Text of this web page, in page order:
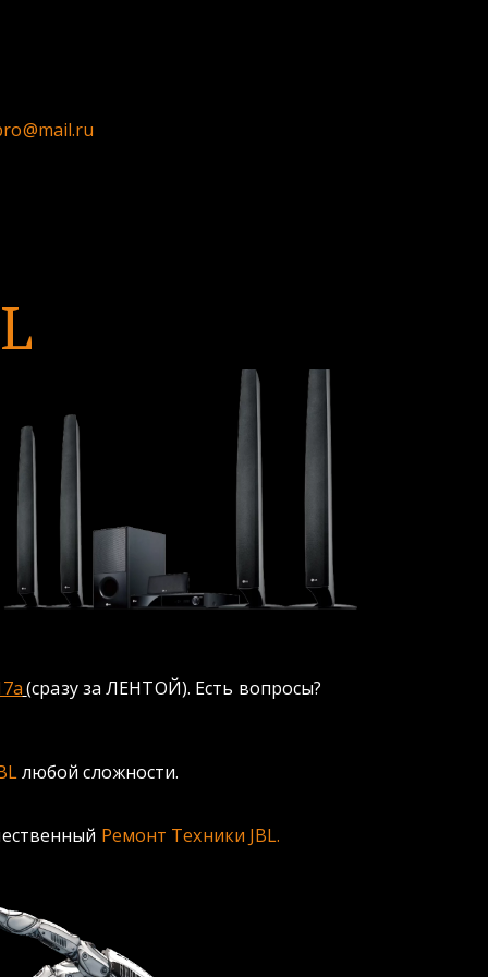
(сразу за ЛЕНТОЙ). Есть вопросы?
любой сложности.
Ремонт Техники JBL.